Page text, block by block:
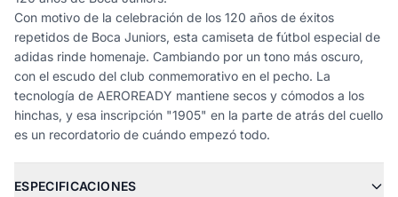
Con motivo de la celebración de los 120 años de éxitos
repetidos de Boca Juniors, esta camiseta de fútbol especial de
adidas rinde homenaje. Cambiando por un tono más oscuro,
con el escudo del club conmemorativo en el pecho. La
tecnología de AEROREADY mantiene secos y cómodos a los
hinchas, y esa inscripción "1905" en la parte de atrás del cuello
es un recordatorio de cuándo empezó todo.
ESPECIFICACIONES